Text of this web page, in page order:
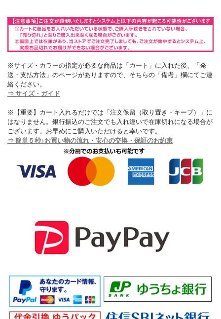
※サイズ・カラーの指定が必要な商品は「カート」に入れた後、「発
送・支払方法」のページがありますので、そちらの「備考」欄にてご連
絡ください。
⇒ サイズ・ガイド
※【重要】カート入れるだけでは「注文保留（取り置き・キープ）」に
はなりません。銀行振込のご注文でも入れ違いで在庫切れになる場合が
ございます。お早めにご購入いただけると幸いです。
⇒ 簡単５秒♪お買い物の流れ・安心の交換・保証のお約束